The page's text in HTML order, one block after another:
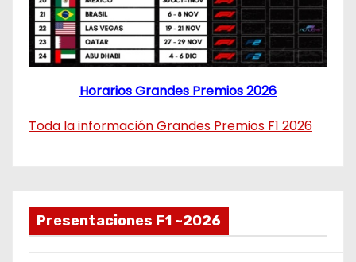
Horarios Grandes Premios 2026
Toda la información Grandes Premios F1 2026
Presentaciones F1 ~2026